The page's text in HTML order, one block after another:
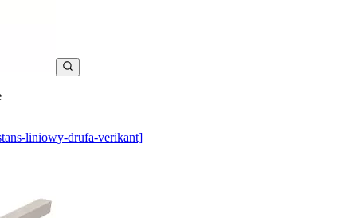
liniowy-drufa-verikant]